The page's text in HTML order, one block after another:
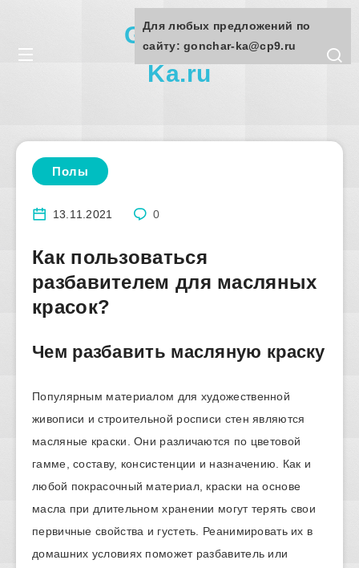
Gonchar-
Ka.ru
Полы
13.11.2021 0
Как пользоваться
разбавителем для масляных
красок?
Чем разбавить масляную краску
Популярным материалом для художественной
живописи и строительной росписи стен являются
масляные краски. Они различаются по цветовой
гамме, составу, консистенции и назначению. Как и
любой покрасочный материал, краски на основе
масла при длительном хранении могут терять свои
первичные свойства и густеть. Реанимировать их в
домашних условиях поможет разбавитель или
Для любых предложений по
сайту: gonchar-ka@cp9.ru